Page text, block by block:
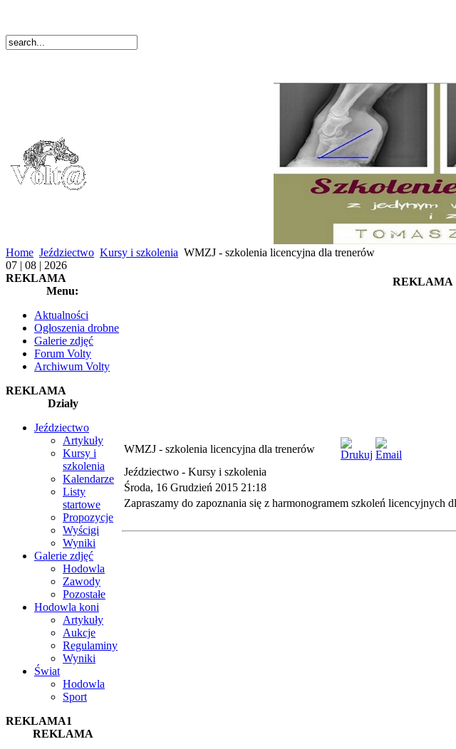
Home Jeździectwo Kursy i szkolenia WMZJ - szkolenia licencyjna dla trenerów
07 | 08 | 2026
REKLAMA
Menu:
Aktualności
Ogłoszenia drobne
Galerie zdjęć
Forum Volty
Archiwum Volty
REKLAMA
Działy
Jeździectwo
Artykuły
Kursy i
szkolenia
Kalendarze
Listy
startowe
Propozycje
Wyścigi
Wyniki
Galerie zdjęć
Hodowla
Zawody
Pozostałe
Hodowla koni
Artykuły
Aukcje
Regulaminy
Wyniki
Świat
Hodowla
Sport
REKLAMA1
REKLAMA
REKLAMA
WMZJ - szkolenia licencyjna dla trenerów
Jeździectwo - Kursy i szkolenia
Środa, 16 Grudzień 2015 21:18
Zapraszamy do zapoznania się z harmonogramem szkoleń